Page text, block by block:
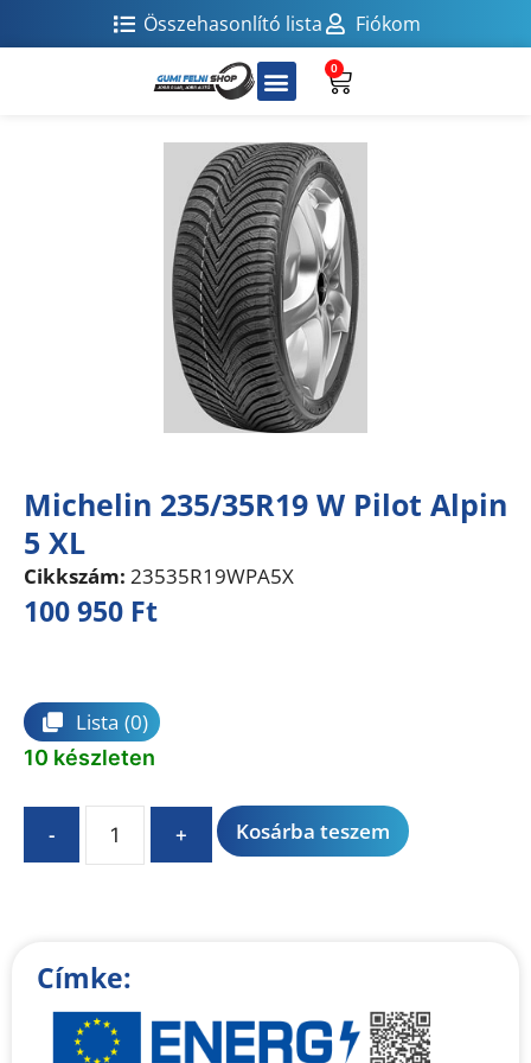
Összehasonlító lista Fiókom
0
Michelin 235/35R19 W Pilot Alpin
5 XL
Cikkszám: 23535R19WPA5X
100 950 Ft
Lista (0)
10 készleten
- + Kosárba teszem
t
i
Címke: